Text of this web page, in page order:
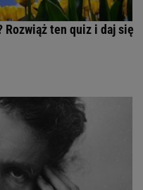
Rozwiąż ten quiz i daj się